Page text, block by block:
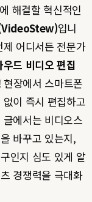
해결할 혁신적인
입니
어디서든 전문가
우드 비디오 편집
현장에서 스마트폰
이 즉시 편집하고
에서는 비디오스
바꾸고 있는지,
인지 심도 있게 알
경쟁력을 극대화